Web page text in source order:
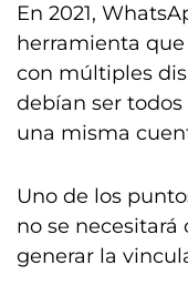
En 2021,
herramienta
con múltiples
debían ser
una misma
Uno de los
no se
generar la